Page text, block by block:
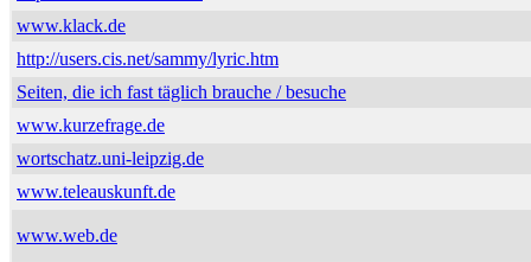
www.klack.de
http://users.cis.net/sammy/lyric.htm
Seiten, die ich fast täglich brauche / besuche
www.kurzefrage.de
wortschatz.uni-leipzig.de
www.teleauskunft.de
www.web.de